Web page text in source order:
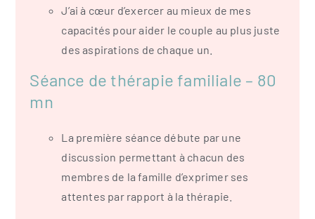
J’ai à cœur d’exercer au mieux de mes
capacités pour aider le couple au plus juste
des aspirations de chaque un.
Séance de thérapie familiale – 80
mn
La première séance débute par une
discussion permettant à chacun des
membres de la famille d’exprimer ses
attentes par rapport à la thérapie.